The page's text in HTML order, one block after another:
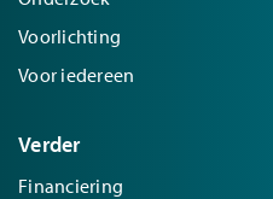
Voorlichting
Voor iedereen
Verder
Financiering